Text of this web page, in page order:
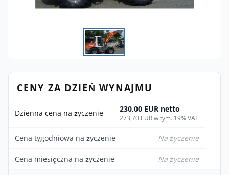
CENY ZA DZIEŃ WYNAJMU
Dzienna cena na życzenie 230,00 EUR netto
273,70 EUR w tym. 19% VAT
Cena tygodniowa na życzenie Na życzenie
Cena miesięczna na życzenie Na życzenie